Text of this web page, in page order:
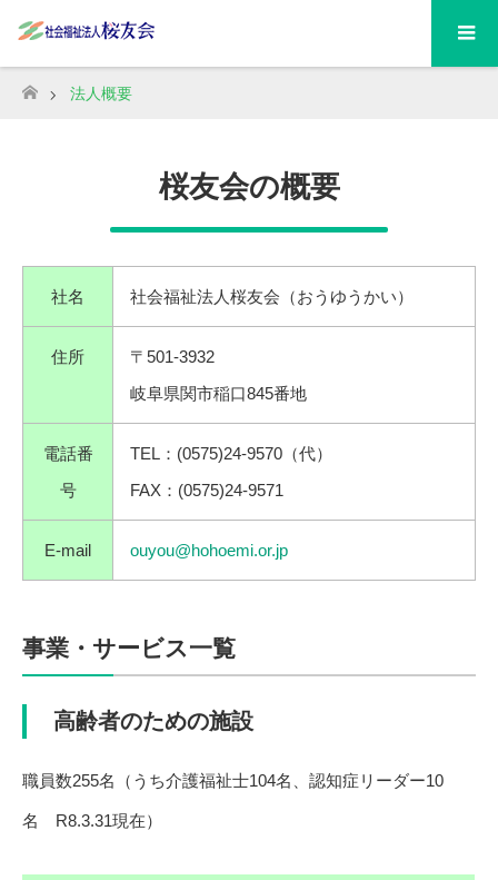
ホーム
法人概要
桜友会の概要
社名 社会福祉法人桜友会（おうゆうかい）
住所
〒501-3932
岐阜県関市稲口845番地
電話番
号
TEL：(0575)24-9570（代）
FAX：(0575)24-9571
E-mail ouyou@hohoemi.or.jp
事業・サービス一覧
高齢者のための施設
職員数255名（うち介護福祉士104名、認知症リーダー10
名 R8.3.31現在）